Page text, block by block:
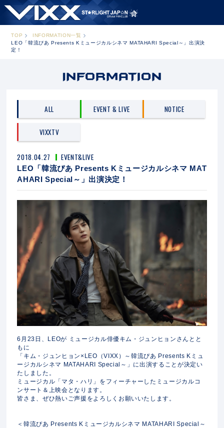
TOP
INFORMATION一覧
LEO「韓流ぴあ Presents Kミュージカルシネマ MATAHARI Special～」出演決
定！
ALL EVENT & LIVE NOTICE
VIXXTV
2018.04.27 EVENT&LIVE
LEO「韓流ぴあ Presents Kミュージカルシネマ MAT
AHARI Special～」出演決定！
6月23日、LEOが ミュージカル俳優キム・ジュンヒョンさんとと
もに
「キム・ジュンヒョン×LEO（VIXX）～韓流ぴあ Presents Kミュ
ージカルシネマ MATAHARI Special～」に出演することが決定い
たしました。
ミュージカル「マタ・ハリ」をフィーチャーしたミュージカルコ
ンサート＆上映会となります。
皆さま、ぜひ熱いご声援をよろしくお願いいたします。
＜韓流ぴあ Presents Kミュージカルシネマ MATAHARI Special～